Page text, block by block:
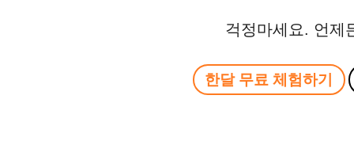
걱정마세요. 언제
한달 무료 체험하기